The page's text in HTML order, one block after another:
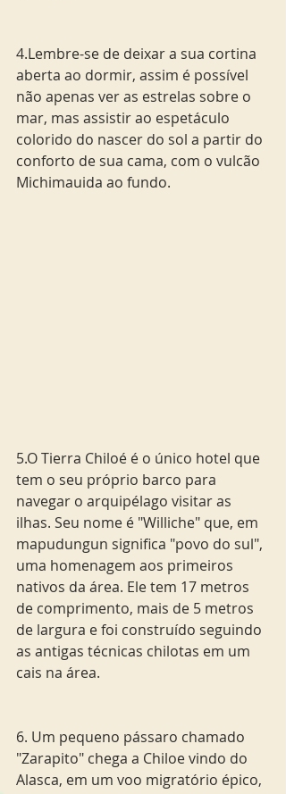
4.Lembre-se de deixar a sua cortina
aberta ao dormir, assim é possível
não apenas ver as estrelas sobre o
mar, mas assistir ao espetáculo
colorido do nascer do sol a partir do
conforto de sua cama, com o vulcão
Michimauida ao fundo.
5.O Tierra Chiloé é o único hotel que
tem o seu próprio barco para
navegar o arquipélago visitar as
ilhas. Seu nome é "Williche" que, em
mapudungun significa "povo do sul",
uma homenagem aos primeiros
nativos da área. Ele tem 17 metros
de comprimento, mais de 5 metros
de largura e foi construído seguindo
as antigas técnicas chilotas em um
cais na área.
6. Um pequeno pássaro chamado
"Zarapito" chega a Chiloe vindo do
Alasca, em um voo migratório épico,